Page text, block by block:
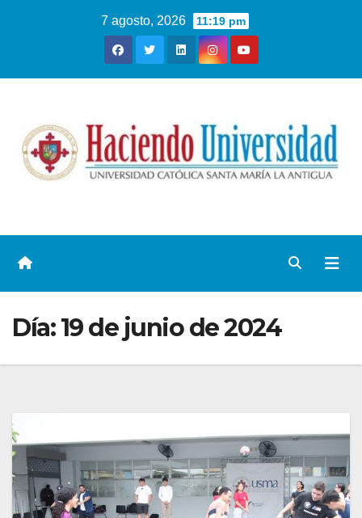
7 agosto, 2026 11:19 pm
Día:19 de junio de 2024